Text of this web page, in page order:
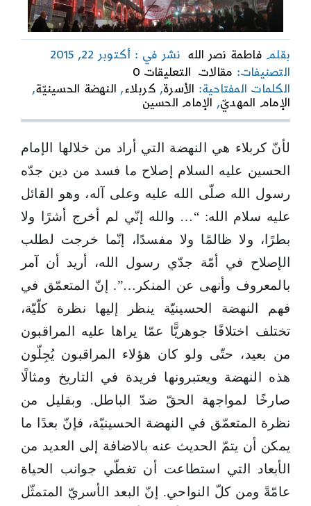
بقلم فاطمة نصر الله نشر في : أكتوبر 22, 2015
التصنيفات: مقالات التعليقات 0
وهل
كربلاء
الحبّ؟
الكلمات المفتاحية: الأسرة, كربلاء, النهضة الحسينيّة,
الإمام المهديّ, الإمام الحسين
لأنّ كربلاء هي النهضة التي أراد من خلالها الإمام
الحسين عليه السلام إصلاح ما فسد من دين جدّه
رسول الله صلّى الله عليه وعلى آله، وهو القائل
عليه سلام الله: “… والله إنّي لم أخرج أشرًا ولا
بطرًا، ولا ظالمًا ولا مفسدًا، إنّما خرجت لطلب
الإصلاح في أمّة جدّي رسول الله، أريد أن آمر
بالمعروف وأنهى عن المنكر…”. إنّ المتعمّق في
فهم النهضة الحسينيّة ينظر إليها نظرة كلّيّة،
تختلف اختلافًا جوهريًّا عمّا يراها عليه المراقبون
من بعيد، حتّى ولو كان هؤلاء المراقبون يُجِلّون
هذه النهضة ويعتبرونها فريدة في التاريخ ومثالًا
صارخًا لمواجهة الحقّ ضدّ الباطل. وبقليل من
نظرة المتعمّق في النهضة الحسينيّة، فإنّ بعدًا ما
يمكن أن يتمّ الحديث عنه بالاضافة إلى العديد من
الأبعاد التي استطاعت أن تغطّي جوانب الحياة
عامّةً ومن كلّ النواحي. إنّ البعد الأسريّ المتمثّل